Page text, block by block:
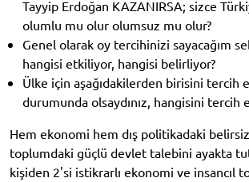
Tayyip Erdoğan KAZANIRSA; sizce
olumlu mu olur olumsuz mu olur?
Genel olarak oy tercihinizi sayacağım
hangisi etkiliyor, hangisi belirliyor?
Ülke için aşağıdakilerden birisini tercih
durumunda olsaydınız, hangisini tercih
Hem ekonomi hem dış politikadaki
toplumdaki güçlü devlet talebini ayakta
kişiden 2'si istikrarlı ekonomi ve insancıl